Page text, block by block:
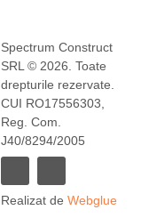
Spectrum Construct
SRL © 2026. Toate
drepturile rezervate.
CUI RO17556303,
Reg. Com.
J40/8294/2005
Realizat deWebglue